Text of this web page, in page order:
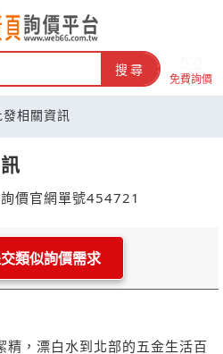
搜尋
免費詢價
相關資訊
價官網單號454721
類似詢價需求
精，漂白水到北部的五金生活百